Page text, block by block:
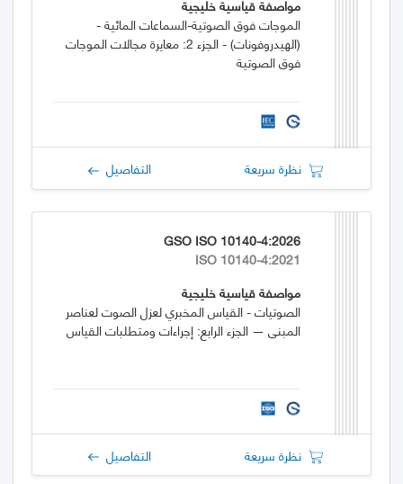
مواصفة قياسية خليجية
الموجات فوق الصوتية-السماعات المائية -
(الهيدروفونات) - الجزء 2: معايرة مجالات الموجات
فوق الصوتية
نظرة سريعة التفاصيل
GSO ISO 10140-4:2026
ISO 10140-4:2021
مواصفة قياسية خليجية
الصوتيات - القياس المخبري لعزل الصوت لعناصر
المبنى — الجزء الرابع: إجراءات ومتطلبات القياس
نظرة سريعة التفاصيل